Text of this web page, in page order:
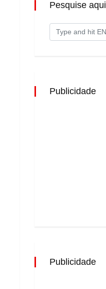
Pesquise aqui
Publicidade
Publicidade